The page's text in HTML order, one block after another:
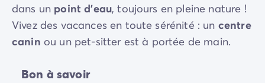
dans un point d’eau, toujours en pleine nature !
Vivez des vacances en toute sérénité : un centre
canin ou un pet-sitter est à portée de main.
Bon à savoir